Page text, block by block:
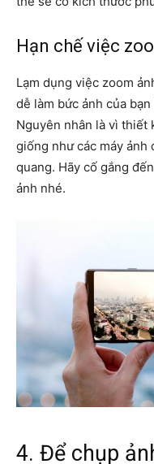
Hạn chế việc
Lạm dụng việc zoom
dễ làm bức ảnh của
Nguyên nhân là vì thiết
giống như các máy ảnh
quang. Hãy cố gắng
ảnh nhé.
4. Để chụp